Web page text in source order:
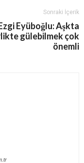
Sonraki İçerik
Eyüboğlu: Aşkta
gülebilmek çok
önemli